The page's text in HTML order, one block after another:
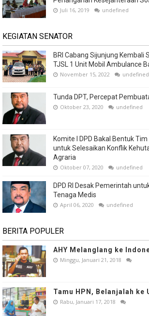
Juli 16, 2019 undefined
KEGIATAN SENATOR
BRI Cabang Sijunjung Kembali
TJSL 1 Unit Mobil Ambulance
November 15, 2022 undefined
Tunda DPT, Percepat
Oktober 23, 2020 undefined
Komite I DPD Bakal Bentuk
untuk Selesaikan Konflik
Agraria
Oktober 07, 2020 undefined
DPD RI Desak Pemerintah
Tenaga Medis
April 06, 2020 undefined
BERITA POPULER
AHY Melanglang ke
Minggu, Januari 21, 2018
Tamu HPN, Belanjalah ke
Rabu, Januari 17, 2018